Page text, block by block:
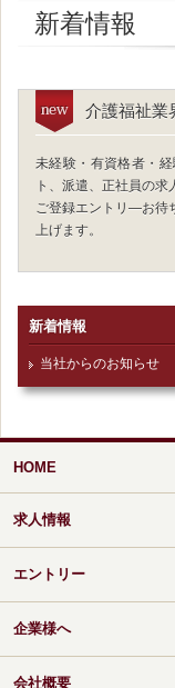
新着情報
介護福祉業
未経験・有資格者・
ト、派遣、正社員の求
ご登録エントリ―お待
上げます。
新着情報
当社からのお知らせ
HOME
求人情報
エントリー
企業様へ
会社概要